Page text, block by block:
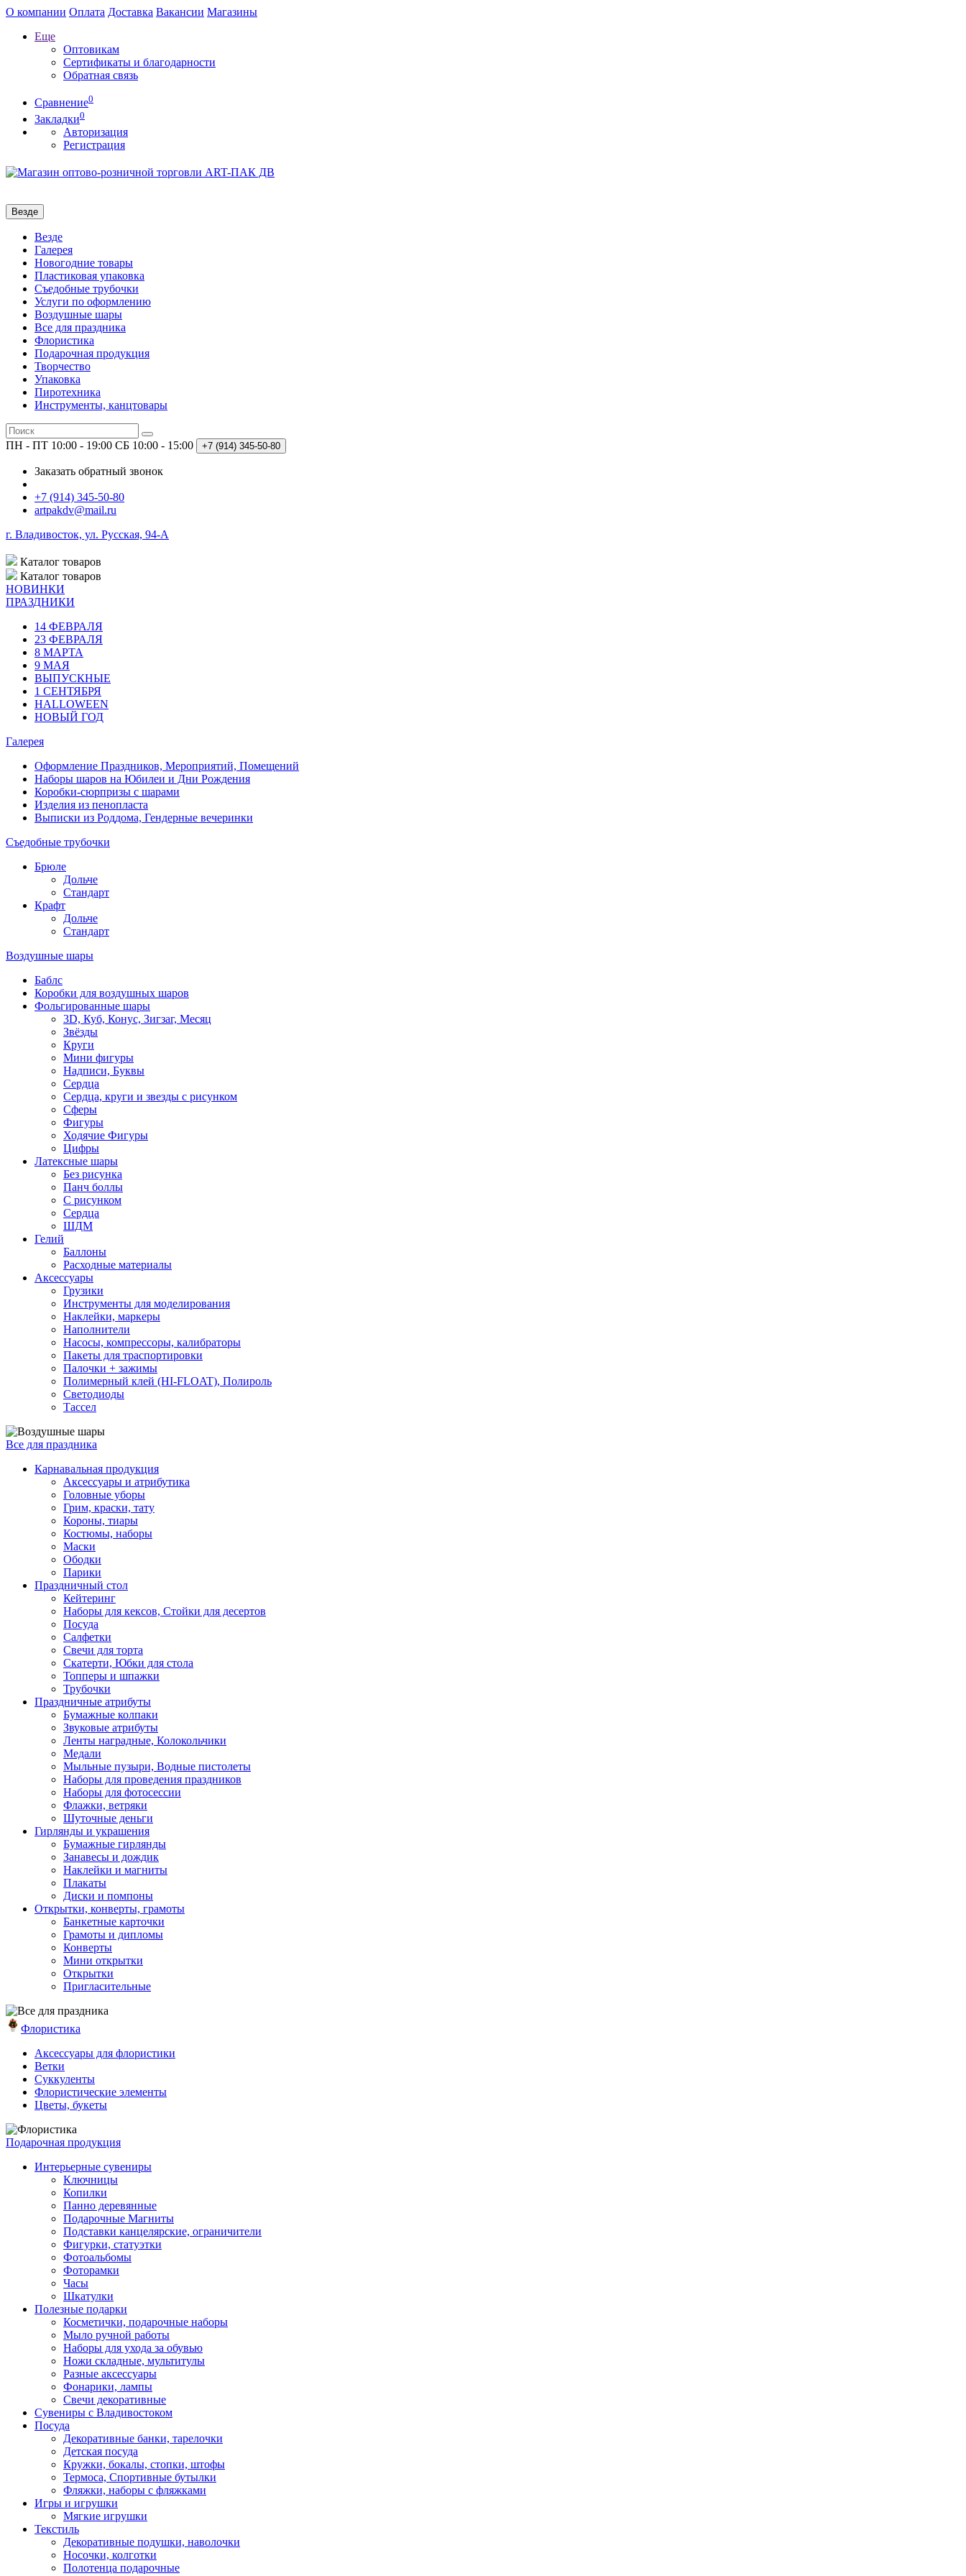
О компании Оплата Доставка Вакансии Магазины
Еще
Оптовикам
Сертификаты и благодарности
Обратная связь
Сравнение0
Закладки0
Авторизация
Регистрация
Везде
Везде
Галерея
Новогодние товары
Пластиковая упаковка
Съедобные трубочки
Услуги по оформлению
Воздушные шары
Все для праздника
Флористика
Подарочная продукция
Творчество
Упаковка
Пиротехника
Инструменты, канцтовары
ПН - ПТ 10:00 - 19:00 СБ 10:00 - 15:00 +7 (914) 345-50-80
Заказать обратный звонок
+7 (914) 345-50-80
artpakdv@mail.ru
г. Владивосток, ул. Русская, 94-А
Каталог товаров
Каталог товаров
НОВИНКИ
ПРАЗДНИКИ
14 ФЕВРАЛЯ
23 ФЕВРАЛЯ
8 МАРТА
9 МАЯ
ВЫПУСКНЫЕ
1 СЕНТЯБРЯ
HALLOWEEN
НОВЫЙ ГОД
Галерея
Оформление Праздников, Мероприятий, Помещений
Наборы шаров на Юбилеи и Дни Рождения
Коробки-сюрпризы с шарами
Изделия из пенопласта
Выписки из Роддома, Гендерные вечеринки
Съедобные трубочки
Брюле
Дольче
Стандарт
Крафт
Дольче
Стандарт
Воздушные шары
Баблс
Коробки для воздушных шаров
Фольгированные шары
3D, Куб, Конус, Зигзаг, Месяц
Звёзды
Круги
Мини фигуры
Надписи, Буквы
Сердца
Сердца, круги и звезды с рисунком
Сферы
Фигуры
Ходячие Фигуры
Цифры
Латексные шары
Без рисунка
Панч боллы
С рисунком
Сердца
ШДМ
Гелий
Баллоны
Расходные материалы
Аксессуары
Грузики
Инструменты для моделирования
Наклейки, маркеры
Наполнители
Насосы, компрессоры, калибраторы
Пакеты для траспортировки
Палочки + зажимы
Полимерный клей (HI-FLOAT), Полироль
Светодиоды
Тассел
Все для праздника
Карнавальная продукция
Аксессуары и атрибутика
Головные уборы
Грим, краски, тату
Короны, тиары
Костюмы, наборы
Маски
Ободки
Парики
Праздничный стол
Кейтеринг
Наборы для кексов, Стойки для десертов
Посуда
Салфетки
Свечи для торта
Скатерти, Юбки для стола
Топперы и шпажки
Трубочки
Праздничные атрибуты
Бумажные колпаки
Звуковые атрибуты
Ленты наградные, Колокольчики
Медали
Мыльные пузыри, Водные пистолеты
Наборы для проведения праздников
Наборы для фотосессии
Флажки, ветряки
Шуточные деньги
Гирлянды и украшения
Бумажные гирлянды
Занавесы и дождик
Наклейки и магниты
Плакаты
Диски и помпоны
Открытки, конверты, грамоты
Банкетные карточки
Грамоты и дипломы
Конверты
Мини открытки
Открытки
Пригласительные
Флористика
Аксессуары для флористики
Ветки
Суккуленты
Флористические элементы
Цветы, букеты
Подарочная продукция
Интерьерные сувениры
Ключницы
Копилки
Панно деревянные
Подарочные Магниты
Подставки канцелярские, ограничители
Фигурки, статуэтки
Фотоальбомы
Фоторамки
Часы
Шкатулки
Полезные подарки
Косметички, подарочные наборы
Мыло ручной работы
Наборы для ухода за обувью
Ножи складные, мультитулы
Разные аксессуары
Фонарики, лампы
Свечи декоративные
Сувениры с Владивостоком
Посуда
Декоративные банки, тарелочки
Детская посуда
Кружки, бокалы, стопки, штофы
Термоса, Спортивные бутылки
Фляжки, наборы с фляжками
Игры и игрушки
Мягкие игрушки
Текстиль
Декоративные подушки, наволочки
Носочки, колготки
Полотенца подарочные